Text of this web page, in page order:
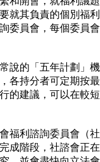
就其負責的個別福
委員會，每個委員
的「五年計劃」機
各持分者可定期按
的建議，可以在較
利諮詢委員會（社
成階段，社諮會正